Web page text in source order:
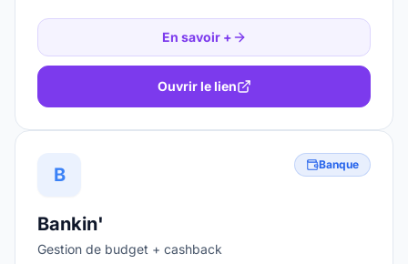
En savoir +
Ouvrir le lien
B Banque
Bankin'
Gestion de budget + cashback